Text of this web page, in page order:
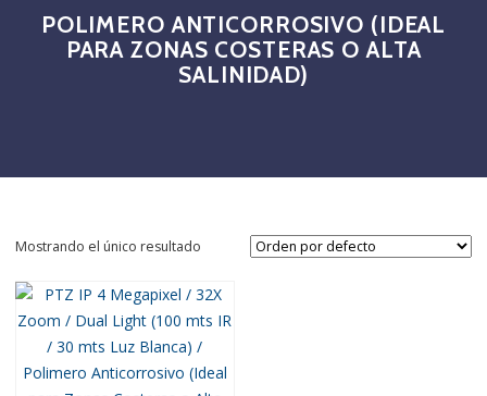
POLIMERO ANTICORROSIVO (IDEAL
PARA ZONAS COSTERAS O ALTA
SALINIDAD)
Mostrando el único resultado